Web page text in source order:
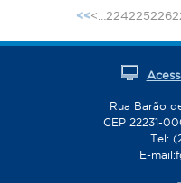
á
<<< 224225226
Rua Barão
CEP 22231-
Tel:
E-mail: